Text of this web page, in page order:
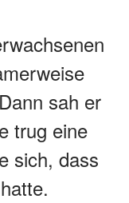
sah er
trug eine
sich, dass